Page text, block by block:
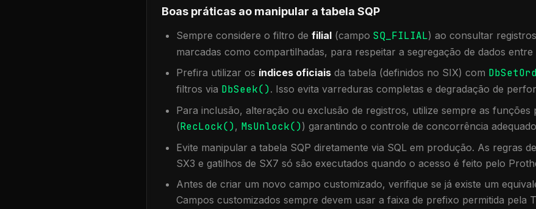
Boas práticas ao manipular a tabela SQP
Sempre considere o filtro de filial (campo SQ_FILIAL) ao consultar
marcadas como compartilhadas, para respeitar a segregação de dados entre
Prefira utilizar os índices oficiais da tabela (definidos no SIX) com
filtros via DbSeek(). Isso evita varreduras completas e degradação de
Para inclusão, alteração ou exclusão de registros, utilize sempre as funções
(RecLock(), MsUnlock()) garantindo o controle de concorrência
Evite manipular a tabela SQP diretamente via SQL em produção. As regras
SX3 e gatilhos de SX7 só são executados quando o acesso é feito pelo
Antes de criar um novo campo customizado, verifique se já existe um
Campos customizados sempre devem usar a faixa de prefixo permitida pela